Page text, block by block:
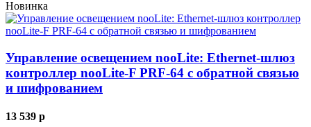
Новинка
Управление освещением nooLite: Ethernet-шлюз
контроллер nooLite-F PRF-64 с обратной связью
и шифрованием
13 539 p